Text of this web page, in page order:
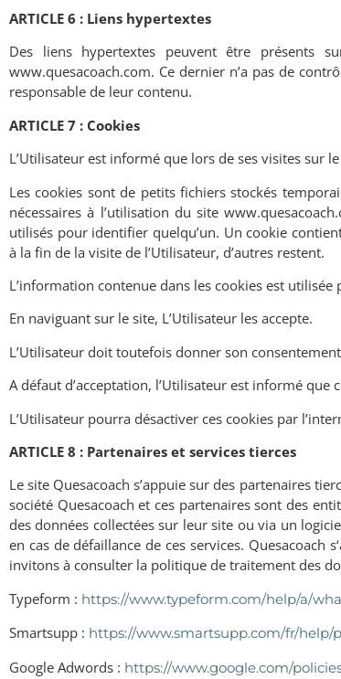
ARTICLE 6 : Liens hypertextes
Des liens hypertextes peuvent être présents
www.quesacoach.com. Ce dernier n’a pas de
responsable de leur contenu.
ARTICLE 7 : Cookies
L’Utilisateur est informé que lors de ses visites sur
Les cookies sont de petits fichiers stockés
nécessaires à l’utilisation du site
utilisés pour identifier quelqu’un. Un cookie
à la fin de la visite de l’Utilisateur, d’autres restent.
L’information contenue dans les cookies est
En naviguant sur le site, L’Utilisateur les accepte.
L ’Utilisateur doit toutefois donner son
A défaut d’acceptation, l’Utilisateur est informé que
L ’Utilisateur pourra désactiver ces cookies par l’
ARTICLE 8 : Partenaires et services tierces
Le site Quesacoach s’appuie sur des partenaires
société Quesacoach et ces partenaires sont des
des données collectées sur leur site ou via un
en cas de défaillance de ces services. Quesacoach
invitons à consulter la politique de traitement des
Typeform : https://www.typeform.com/help/a/
Smartsupp : https://www.smartsupp.com/fr/help/
Google Adwords : https://www.google.com/